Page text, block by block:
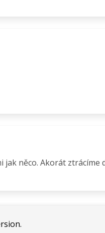
něco. Akorát ztrácíme